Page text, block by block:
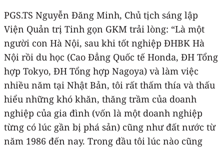
PGS.TS Nguyễn Đăng Minh, Chủ tịch sáng lập
Viện Quản trị Tinh gọn GKM trải lòng: “Là một
người con Hà Nội, sau khi tốt nghiệp ĐHBK Hà
Nội rồi du học (Cao Đẳng Quốc tế Honda, ĐH Tổng
hợp Tokyo, ĐH Tổng hợp Nagoya) và làm việc
nhiều năm tại Nhật Bản, tôi rất thấm thía và thấu
hiểu những khó khăn, thăng trầm của doanh
nghiệp của gia đình (vốn là một doanh nghiệp
từng có lúc gần bị phá sản) cũng như đất nước từ
năm 1986 đến nay. Trong đầu tôi lúc nào cũng